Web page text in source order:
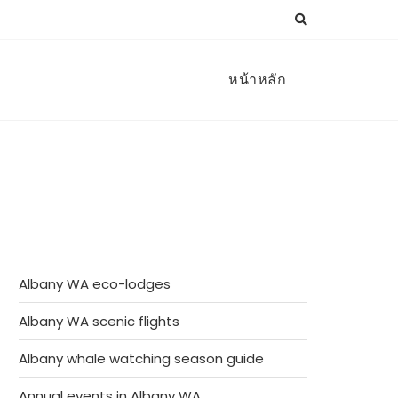
หน้าหลัก
Albany WA eco-lodges
Albany WA scenic flights
Albany whale watching season guide